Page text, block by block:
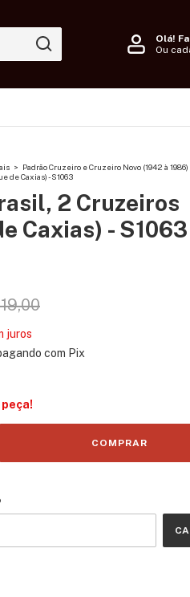
Olá!
Ou
> Padrão Cruzeiro e Cruzeiro Novo (1942 à 1986)
de Caxias) - S1063
2 Cruzeiros
Caxias) - S1063
juros
com Pix